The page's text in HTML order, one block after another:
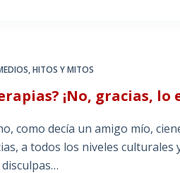
,HITOS Y MITOS
¡No, gracias,
como decía un amigo mío,
a todos los niveles